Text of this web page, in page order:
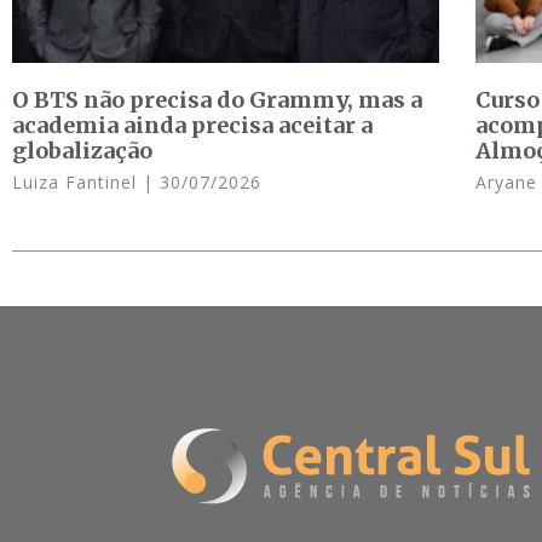
O BTS não precisa do Grammy, mas a
academia ainda precisa aceitar a
globalização
Luiza Fantinel 30/07/2026